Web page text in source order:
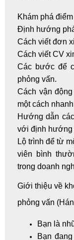
Khám phá
Định hướng
Cách viết đơn
Cách viết CV
Các bước để
phỏng vấn.
Cách vận
một cách
Hướng dẫn
với định hướng
Lộ trình để từ
viên bình
trong doanh
Giới thiệu về
phỏng vấn
Bạn là
Bạn